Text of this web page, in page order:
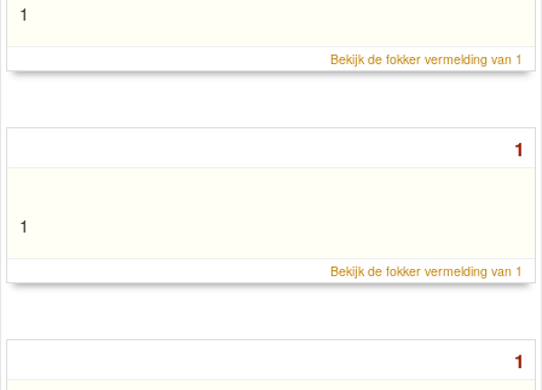
1
Bekijk de fokker vermelding van 1
1
1
Bekijk de fokker vermelding van 1
1